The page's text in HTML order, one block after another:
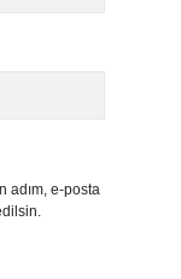
adım, e-posta